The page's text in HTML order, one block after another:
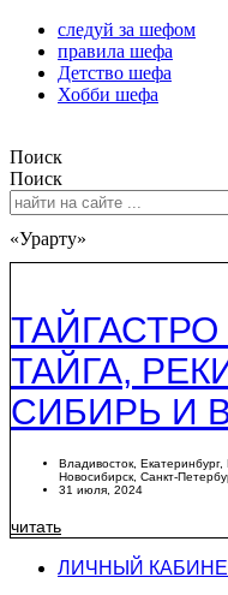
следуй за шефом
правила шефа
Детство шефа
Хобби шефа
Поиск
Поиск
«Урарту»
ТАЙГАСТРО
ТАЙГА,
СИБИРЬ И
Владивосток Екатеринбург,
Новосибирск Санкт-
31 июля, 2024
читать
ЛИЧНЫЙ